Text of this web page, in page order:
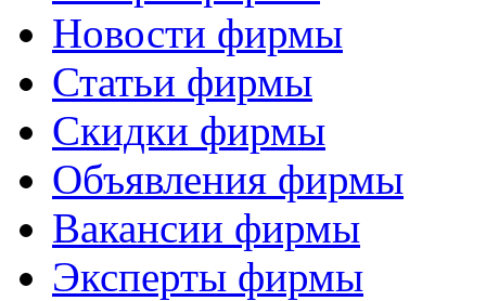
Новости фирмы
Статьи фирмы
Скидки фирмы
Объявления фирмы
Вакансии фирмы
Эксперты фирмы